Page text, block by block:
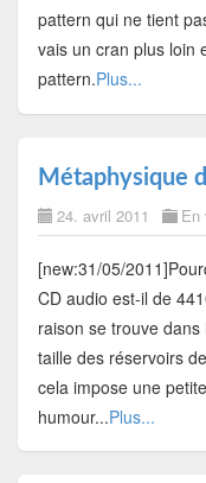
pattern qui ne tient
vais un cran plus loin
pattern.Plus...
Métaphysique
24. avril 2011 En
[new:31/05/
CD audio est-il de
raison se trouve
taille des réservoirs
cela impose une
humour...Plus...